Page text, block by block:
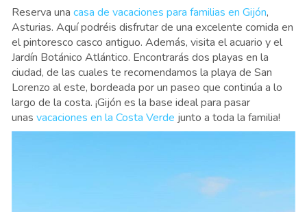
Reserva una casa de vacaciones para familias en Gijón,
Asturias. Aquí podréis disfrutar de una excelente comida en
el pintoresco casco antiguo. Además, visita el acuario y el
Jardín Botánico Atlántico. Encontrarás dos playas en la
ciudad, de las cuales te recomendamos la playa de San
Lorenzo al este, bordeada por un paseo que continúa a lo
largo de la costa. ¡Gijón es la base ideal para pasar
unas vacaciones en la Costa Verde junto a toda la familia!